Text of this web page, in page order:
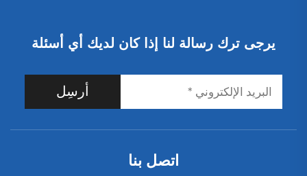
يرجى ترك رسالة لنا إذا كان لديك أي أسئلة
أرسِل
اتصل بنا